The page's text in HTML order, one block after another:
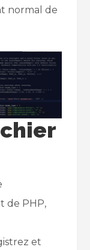
normal de
de PHP,
et